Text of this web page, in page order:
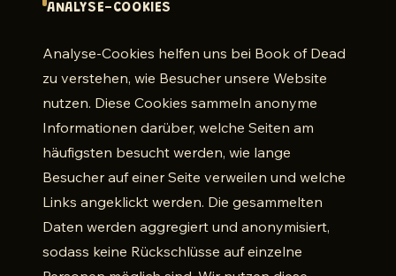
ANALYSE-COOKIES
Analyse-Cookies helfen uns bei Book of Dead
zu verstehen, wie Besucher unsere Website
nutzen. Diese Cookies sammeln anonyme
Informationen darüber, welche Seiten am
häufigsten besucht werden, wie lange
Besucher auf einer Seite verweilen und welche
Links angeklickt werden. Die gesammelten
Daten werden aggregiert und anonymisiert,
sodass keine Rückschlüsse auf einzelne